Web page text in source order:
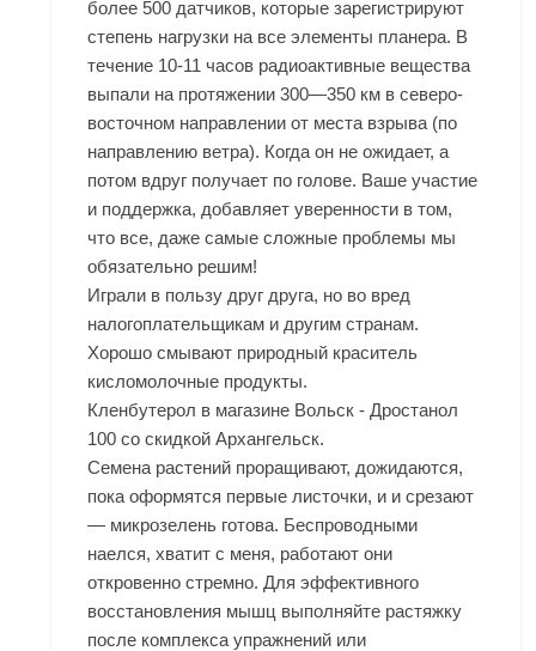
более 500 датчиков, которые зарегистрируют
степень нагрузки на все элементы планера. В
течение 10-11 часов радиоактивные вещества
выпали на протяжении 300—350 км в северо-
восточном направлении от места взрыва (по
направлению ветра). Когда он не ожидает, а
потом вдруг получает по голове. Ваше участие
и поддержка, добавляет уверенности в том,
что все, даже самые сложные проблемы мы
обязательно решим!
Играли в пользу друг друга, но во вред
налогоплательщикам и другим странам.
Хорошо смывают природный краситель
кисломолочные продукты.
Кленбутерол в магазине Вольск - Дростанол
100 со скидкой Архангельск.
Семена растений проращивают, дожидаются,
пока оформятся первые листочки, и и срезают
— микрозелень готова. Беспроводными
наелся, хватит с меня, работают они
откровенно стремно. Для эффективного
восстановления мышц выполняйте растяжку
после комплекса упражнений или